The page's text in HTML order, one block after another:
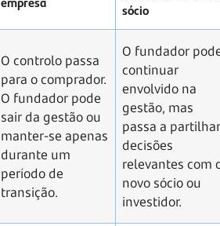
sócio
O controlo passa
para o comprador.
O fundador pode
sair da gestão ou
manter-se apenas
durante um
período de
transição.
O fundador
continuar
envolvido na
gestão, mas
passa a partilhar
decisões
relevantes com
novo sócio ou
investidor.